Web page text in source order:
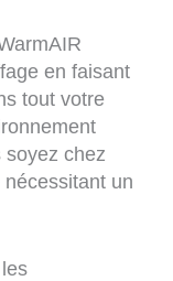
en faisant
tout votre
soyez chez
un